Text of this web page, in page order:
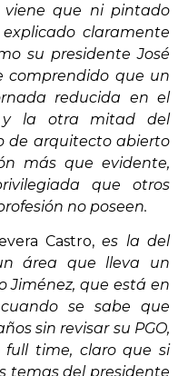
viene que ni pintado
claramente
su presidente José
comprendido que un
reducida en el
y la otra mitad del
de arquitecto abierto
más que evidente,
que otros
no poseen.
Castro,es la del
área que lleva un
Jiménez, que está en
se sabe que
sin revisar su PGO,
time, claro que si
temas del presidente